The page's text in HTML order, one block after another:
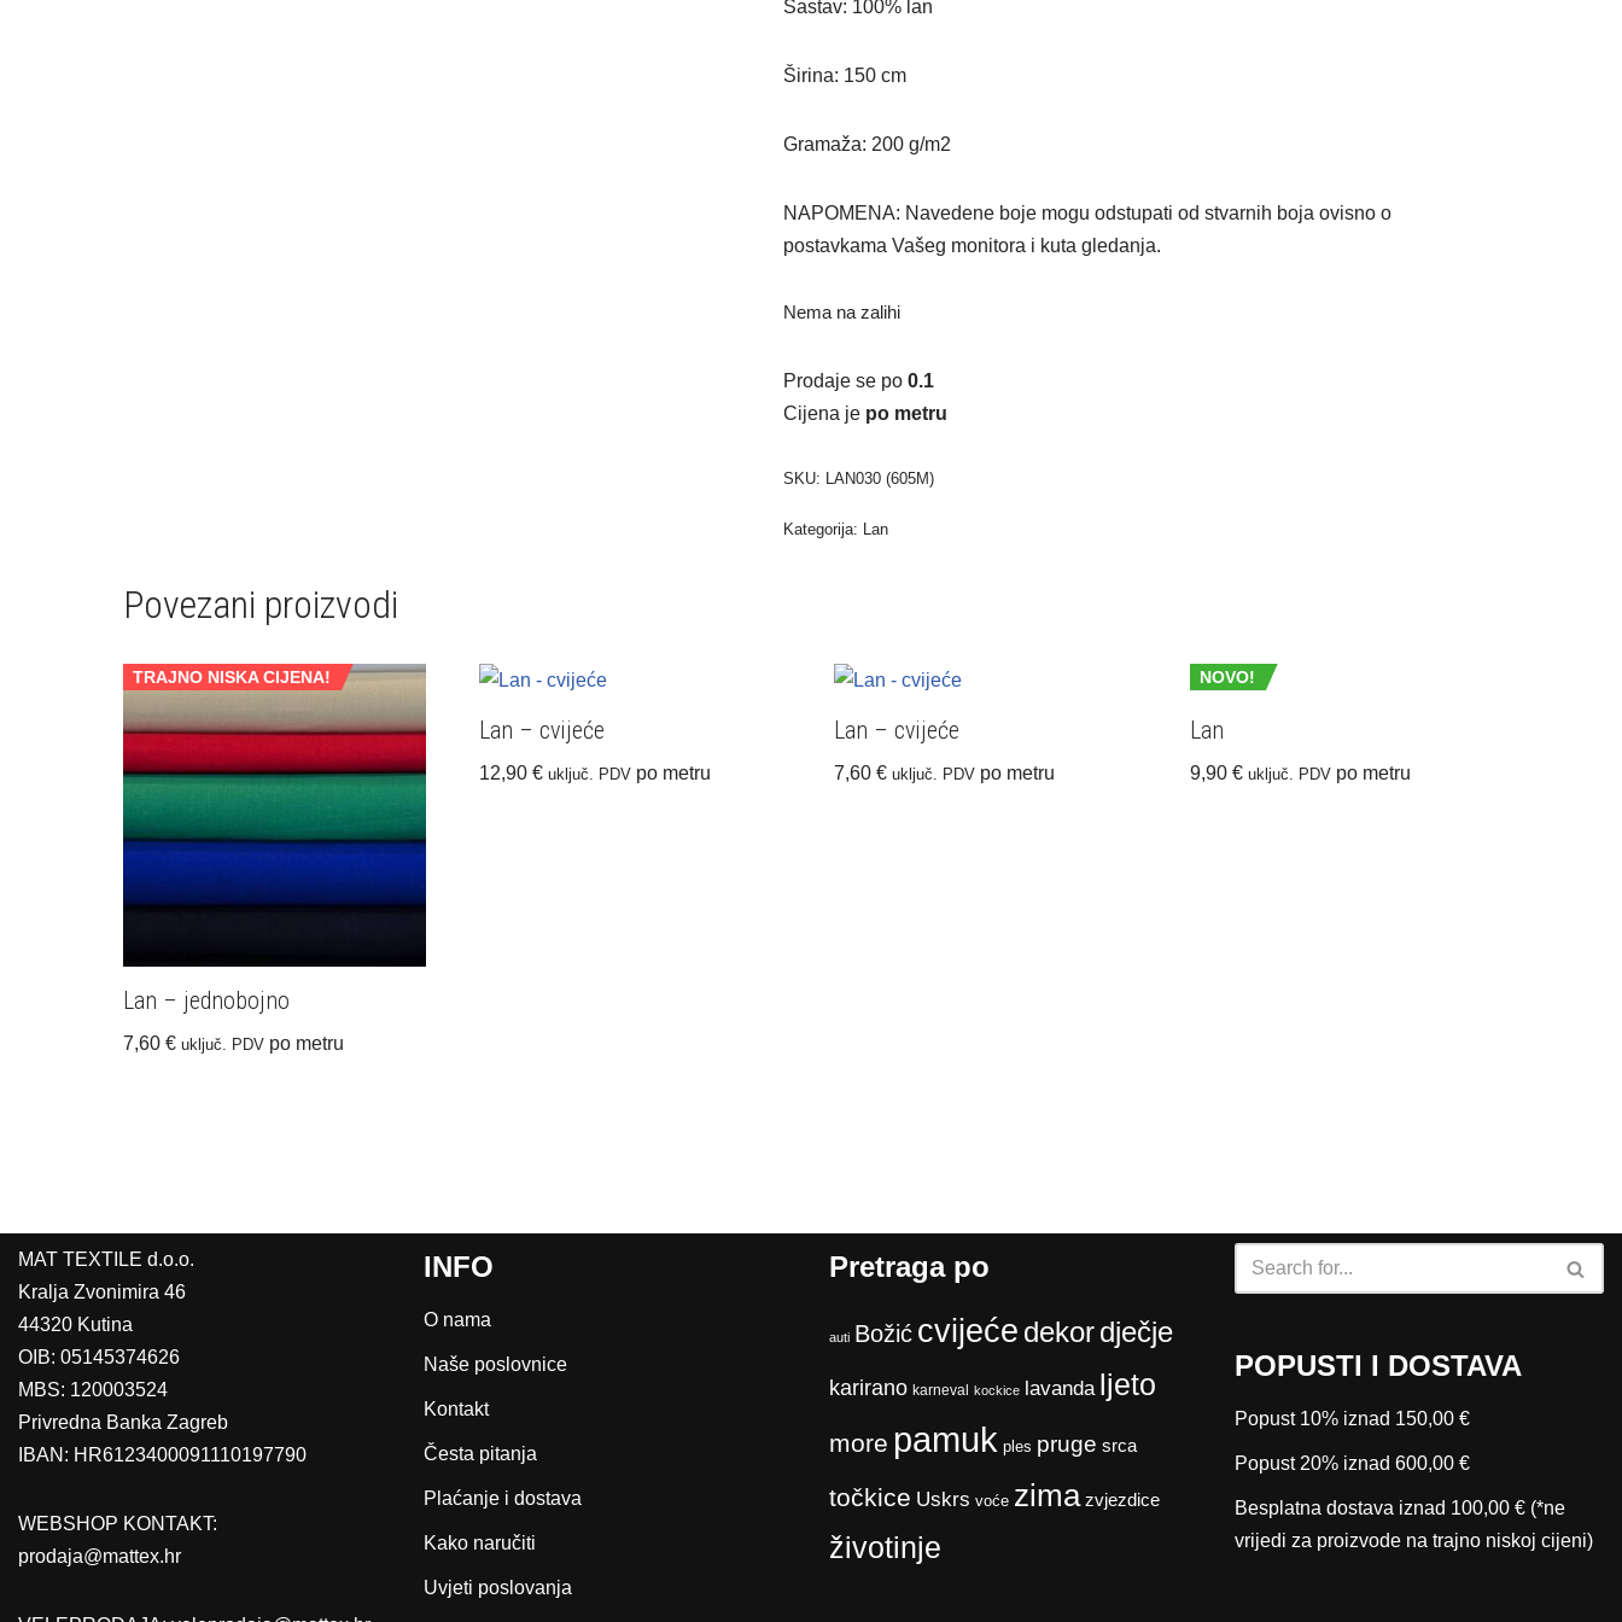
Sastav: 100% lan
Širina: 150 cm
Gramaža: 200 g/m2
NAPOMENA: Navedene boje mogu odstupati od stvarnih boja ovisno o
postavkama Vašeg monitora i kuta gledanja.
Nema na zalihi
Prodaje se po0.1
Cijena je po metru
SKU: LAN030 (605M)
Kategorija: Lan
Povezani proizvodi
TRAJNO NISKA CIJENA!
Lan – jednobojno
7,60 € uključ. PDV po metru
Lan – cvijeće
12,90 € uključ. PDV po metru
Lan – cvijeće
7,60€ uključ. PDV po metru
NOVO!
Lan
9,90€ uključ. PDV po metru
MAT TEXTILE d.o.o.
Kralja Zvonimira 46
44320 Kutina
OIB: 05145374626
MBS: 120003524
Privredna Banka Zagreb
IBAN: HR6123400091110197790
WEBSHOP KONTAKT:
prodaja@mattex.hr
INFO
O nama
Naše poslovnice
Kontakt
Česta pitanja
Plaćanje i dostava
Kako naručiti
Uvjeti poslovanja
Pretraga po
auti Božić cvijeće dekordječje
karirano karneval kockice lavanda ljeto
more pamuk ples pruge srca
točkice Uskrs voće zima zvjezdice
životinje
POPUSTI I DOSTAVA
Popust 10% iznad 150,00 €
Popust 20% iznad 600,00 €
Besplatna dostava iznad 100,00 € (*ne
vrijedi za proizvode na trajno niskoj cijeni)